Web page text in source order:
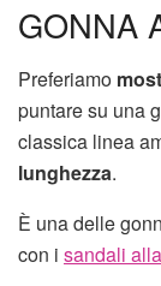
GONNA
Preferiamo
puntare su una
classica linea
lunghezza.
È una delle
con i sandali